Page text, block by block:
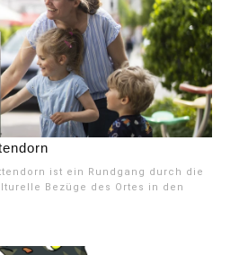
ist ein Rundgang durch die
Bezüge des Ortes in den